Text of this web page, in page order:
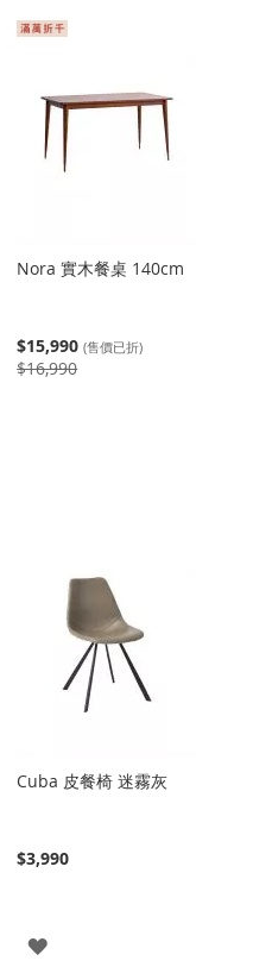
Nora 實木餐桌 140cm
$15,990 (售價已折)
$16,990
Cuba 皮餐椅 迷霧灰
$3,990
登